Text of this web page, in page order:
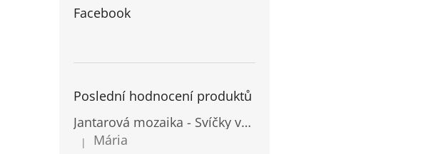
Facebook
Poslední hodnocení produktů
Jantarová mozaika - Svíčky ve skleněných dózách - Vysoké
Hodnocení produktu je 5 z 5 hvězdiček.
| Mária